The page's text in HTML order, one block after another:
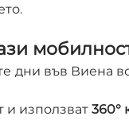
дни във Виена
и използват 360°